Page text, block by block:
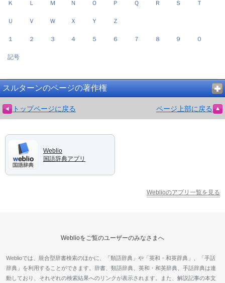
Ｋ Ｌ Ｍ Ｎ Ｏ Ｐ Ｑ Ｒ Ｓ Ｔ
Ｕ Ｖ Ｗ Ｘ Ｙ Ｚ
１ ２ ３ ４ ５ ６ ７ ８ ９ ０
記号
スルターンのページの著作権
トップページに戻る ページ上部に戻る
Weblio
国語辞典アプリ
Weblioのアプリ一覧を見る
Weblioをご覧のユーザーのみなさまへ
Weblioでは、統合型辞書検索のほかに、「類語辞典」や「英和・和英辞典」、「手話
辞典」を利用することができます。辞書、類語辞典、英和・和英辞典、手話辞典は連
動しており、それぞれの検索結果へのリンクが表示されます。また、解説記事の本文